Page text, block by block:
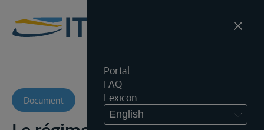
Portal
FAQ
Lexicon
English
Document